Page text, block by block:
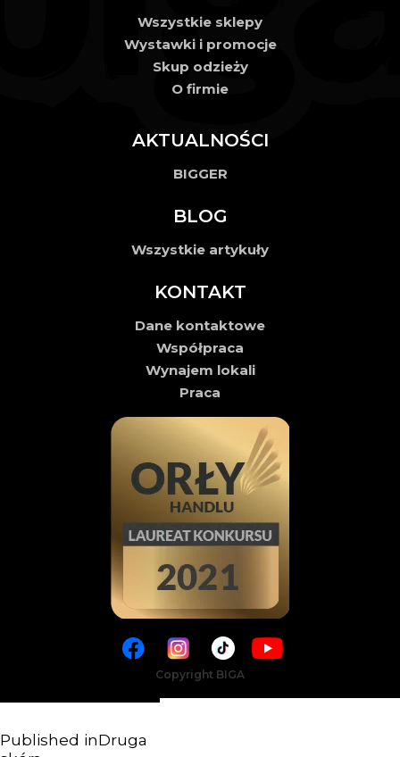
Wszystkie sklepy
Wystawki i promocje
Skup odzieży
O firmie
AKTUALNOŚCI
BIGGER
BLOG
Wszystkie artykuły
KONTAKT
Dane kontaktowe
Współpraca
Wynajem lokali
Praca
Copyright BIGA
Published inDruga